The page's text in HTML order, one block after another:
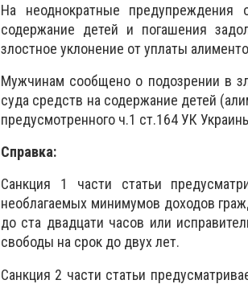
На неоднократные предупреждения
содержание детей и погашения
злостное уклонение от уплаты
Мужчинам сообщено о подозрении в
суда средств на содержание детей
предусмотренного ч.1 ст.164 УК
Справка:
Санкция 1 части статьи
необлагаемых минимумов доходов
до ста двадцати часов или
свободы на срок до двух лет.
Санкция 2 части статьи